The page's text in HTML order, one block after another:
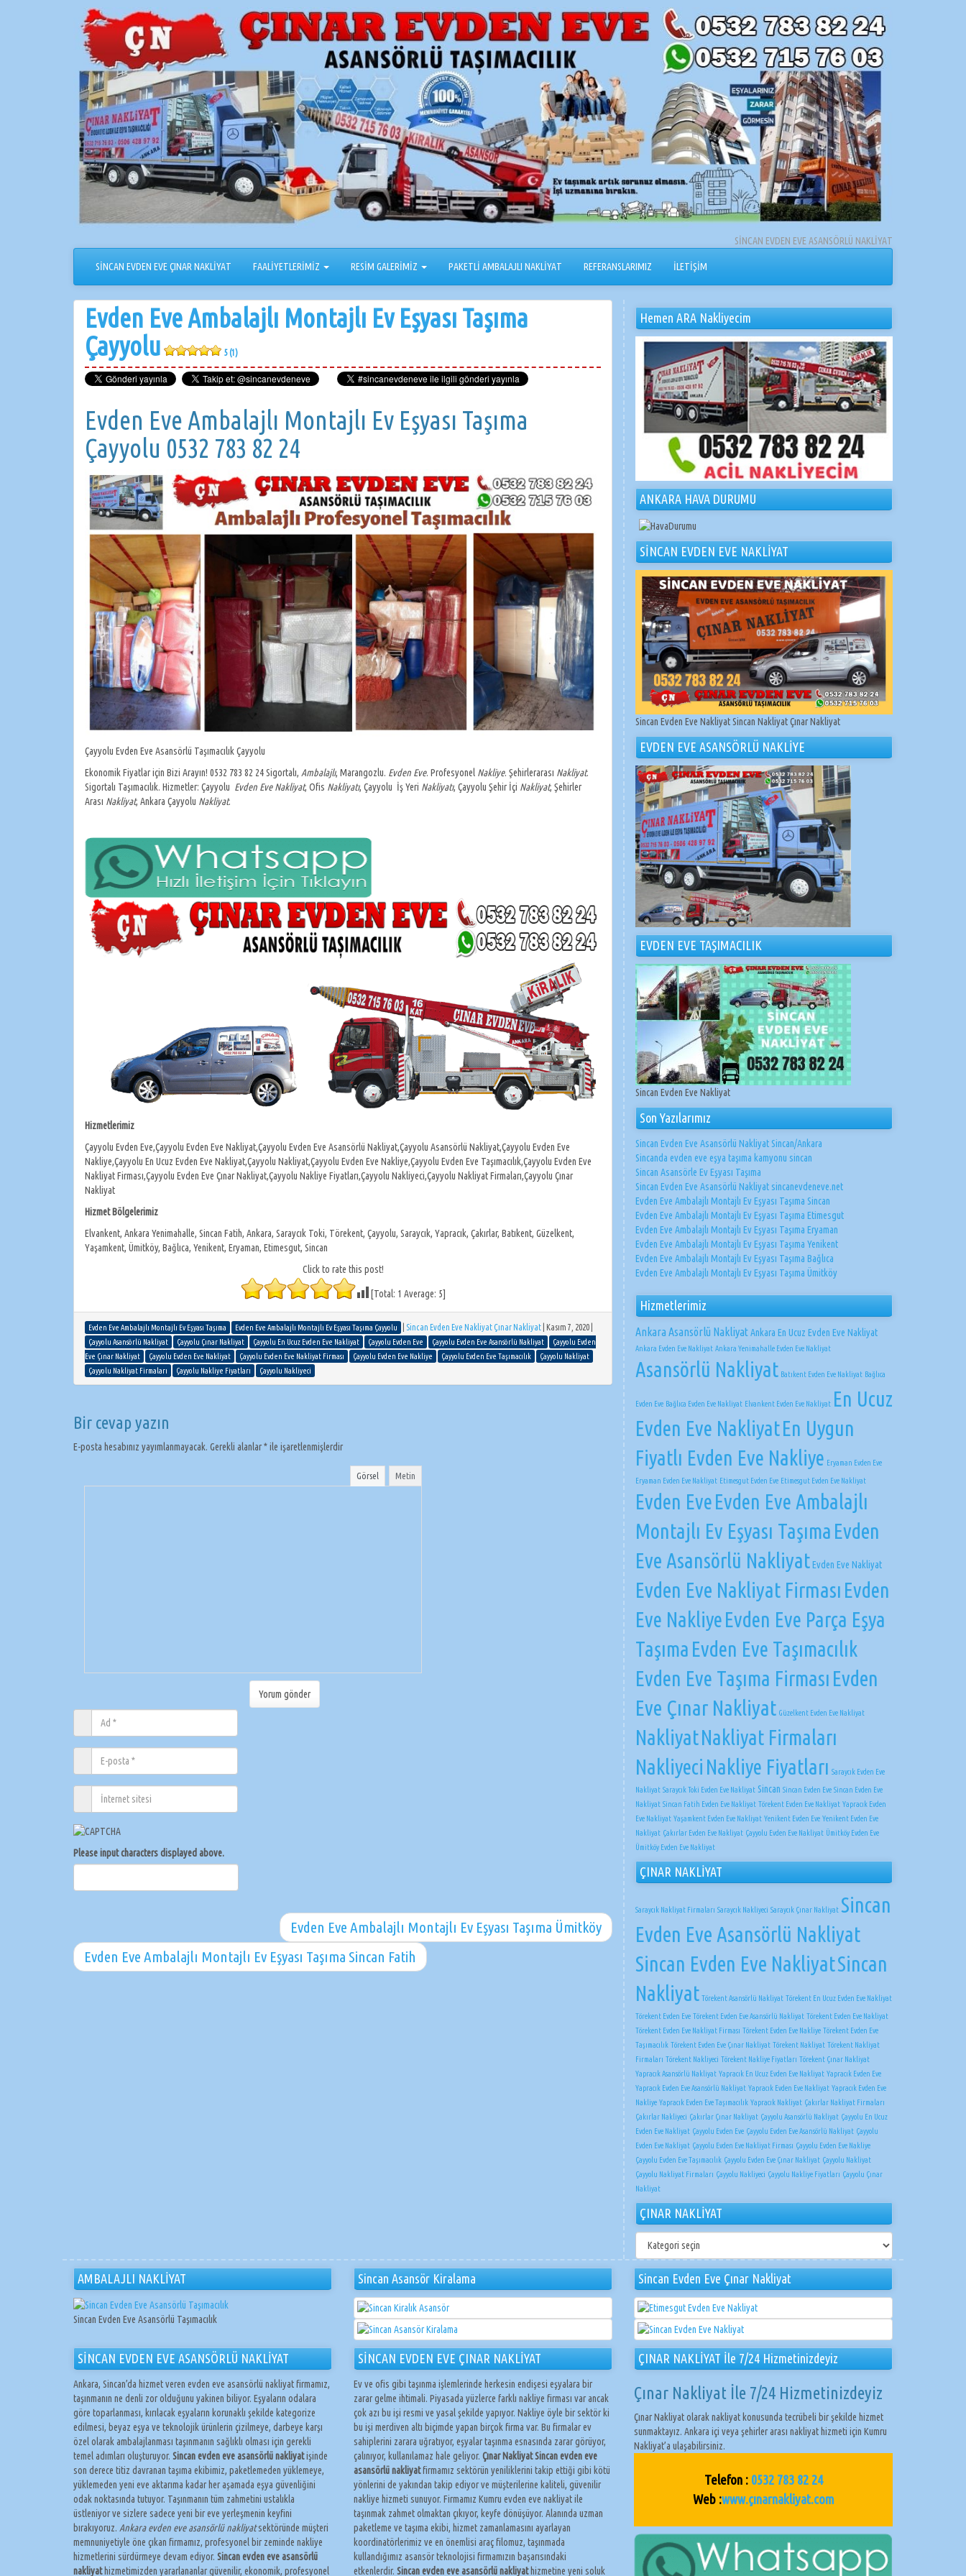
SİNCAN EVDEN EVE ASANSÖRLÜ NAKLİYAT
SİNCAN EVDEN EVE ÇINAR NAKLİYAT FAALİYETLERİMİZ RESİM GALERİMİZ PAKETLİ AMBALAJLI NAKLİYAT REFERANSLARIMIZ İLETİŞİM
Evden Eve Ambalajlı Montajlı Ev Eşyası Taşıma
Çayyolu
5 (1)
Evden Eve Ambalajlı Montajlı Ev Eşyası Taşıma
Çayyolu 0532 783 82 24
Çayyolu Evden Eve Asansörlü Taşımacılık Çayyolu
Ekonomik Fiyatlar için Bizi Arayın! 0532 783 82 24 Sigortalı, Ambalajlı, Marangozlu. Evden Eve. Profesyonel Nakliye. Şehirlerarası Nakliyat.
Sigortalı Taşımacılık. Hizmetler: Çayyolu Evden Eve Nakliyat, Ofis Nakliyatı, Çayyolu İş Yeri Nakliyatı, Çayyolu Şehir İçi Nakliyat, Şehirler
Arası Nakliyat, Ankara Çayyolu Nakliyat.
Hizmetlerimiz
Çayyolu Evden Eve,Çayyolu Evden Eve Nakliyat,Çayyolu Evden Eve Asansörlü Nakliyat,Çayyolu Asansörlü Nakliyat,Çayyolu Evden Eve
Nakliye,Çayyolu En Ucuz Evden Eve Nakliyat,Çayyolu Nakliyat,Çayyolu Evden Eve Nakliye,Çayyolu Evden Eve Taşımacılık,Çayyolu Evden Eve
Nakliyat Firması,Çayyolu Evden Eve Çınar Nakliyat,Çayyolu Nakliye Fiyatları,Çayyolu Nakliyeci,Çayyolu Nakliyat Firmaları,Çayyolu Çınar
Nakliyat
Hizmet Bölgelerimiz
Elvankent, Ankara Yenimahalle, Sincan Fatih, Ankara, Saraycık Toki, Törekent, Çayyolu, Saraycık, Yapracık, Çakırlar, Batıkent, Güzelkent,
Yaşamkent, Ümitköy, Bağlıca, Yenikent, Eryaman, Etimesgut, Sincan
Click to rate this post!
[Total: 1 Average: 5]
Evden Eve Ambalajlı Montajlı Ev Eşyası Taşıma Evden Eve Ambalajlı Montajlı Ev Eşyası Taşıma Çayyolu Sincan Evden Eve Nakliyat Çınar Nakliyat Kasım 7, 2020
Çayyolu Asansörlü Nakliyat Çayyolu Çınar Nakliyat Çayyolu En Ucuz Evden Eve Nakliyat Çayyolu Evden Eve Çayyolu Evden Eve Asansörlü Nakliyat
Çayyolu Evden
Eve Çınar Nakliyat
Çayyolu Evden Eve Nakliyat Çayyolu Evden Eve Nakliyat Firması Çayyolu Evden Eve Nakliye Çayyolu Evden Eve Taşımacılık
Çayyolu Nakliyat
Çayyolu Nakliyat Firmaları
Çayyolu Nakliye Fiyatları Çayyolu Nakliyeci
Bir cevap yazın
E-posta hesabınız yayımlanmayacak. Gerekli alanlar*ile işaretlenmişlerdir
Görsel Metin
Please input characters displayed above.
Evden Eve Ambalajlı Montajlı Ev Eşyası Taşıma Ümitköy
Evden Eve Ambalajlı Montajlı Ev Eşyası Taşıma Sincan Fatih
Hemen ARA Nakliyecim
ANKARA HAVA DURUMU
SİNCAN EVDEN EVE NAKLİYAT
Sincan Evden Eve Nakliyat Sincan Nakliyat Çınar Nakliyat
EVDEN EVE ASANSÖRLÜ NAKLİYE
EVDEN EVE TAŞIMACILIK
Sincan Evden Eve Nakliyat
Son Yazılarımız
Sincan Evden Eve Asansörlü Nakliyat Sincan/Ankara
Sincanda evden eve eşya taşıma kamyonu sincan
Sincan Asansörle Ev Eşyası Taşıma
Sincan Evden Eve Asansörlü Nakliyat sincanevdeneve.net
Evden Eve Ambalajlı Montajlı Ev Eşyası Taşıma Sincan
Evden Eve Ambalajlı Montajlı Ev Eşyası Taşıma Etimesgut
Evden Eve Ambalajlı Montajlı Ev Eşyası Taşıma Eryaman
Evden Eve Ambalajlı Montajlı Ev Eşyası Taşıma Yenikent
Evden Eve Ambalajlı Montajlı Ev Eşyası Taşıma Bağlıca
Evden Eve Ambalajlı Montajlı Ev Eşyası Taşıma Ümitköy
Hizmetlerimiz
Ankara Asansörlü NakliyatAnkara En Ucuz Evden Eve Nakliyat
Ankara Evden Eve Nakliyat Ankara Yenimahalle Evden Eve Nakliyat
Asansörlü Nakliyat Batıkent Evden Eve Nakliyat Bağlıca
Evden Eve Bağlıca Evden Eve Nakliyat Elvankent Evden Eve Nakliyat En Ucuz
Evden Eve NakliyatEn Uygun
Fiyatlı Evden Eve Nakliye Eryaman Evden Eve
Eryaman Evden Eve Nakliyat Etimesgut Evden Eve Etimesgut Evden Eve Nakliyat
Evden EveEvden Eve Ambalajlı
Montajlı Ev Eşyası Taşıma Evden
Eve Asansörlü NakliyatEvden Eve Nakliyat
Evden Eve Nakliyat Firması Evden
Eve NakliyeEvden Eve Parça Eşya
Taşıma Evden Eve Taşımacılık
Evden Eve Taşıma Firması Evden
Eve Çınar Nakliyat Güzelkent Evden Eve Nakliyat
NakliyatNakliyat Firmaları
Nakliyeci Nakliye Fiyatları Saraycık Evden Eve
Nakliyat Saraycık Toki Evden Eve Nakliyat Sincan Sincan Evden Eve Sincan Evden Eve
Nakliyat Sincan Fatih Evden Eve Nakliyat Törekent Evden Eve Nakliyat Yapracık Evden
Eve Nakliyat Yaşamkent Evden Eve Nakliyat Yenikent Evden Eve Yenikent Evden Eve
Nakliyat Çakırlar Evden Eve Nakliyat Çayyolu Evden Eve Nakliyat Ümitköy Evden Eve
Ümitköy Evden Eve Nakliyat
ÇINAR NAKLİYAT
Saraycık Nakliyat Firmaları Saraycık Nakliyeci Saraycık Çınar Nakliyat Sincan
Evden Eve Asansörlü Nakliyat
Sincan Evden Eve NakliyatSincan
Nakliyat Törekent Asansörlü Nakliyat Törekent En Ucuz Evden Eve Nakliyat
Törekent Evden Eve Törekent Evden Eve Asansörlü Nakliyat Törekent Evden Eve Nakliyat
Törekent Evden Eve Nakliyat Firması Törekent Evden Eve Nakliye Törekent Evden Eve
Taşımacılık Törekent Evden Eve Çınar Nakliyat Törekent Nakliyat Törekent Nakliyat
Firmaları Törekent Nakliyeci Törekent Nakliye Fiyatları Törekent Çınar Nakliyat
Yapracık Asansörlü Nakliyat Yapracık En Ucuz Evden Eve Nakliyat Yapracık Evden Eve
Yapracık Evden Eve Asansörlü Nakliyat Yapracık Evden Eve Nakliyat Yapracık Evden Eve
Nakliye Yapracık Evden Eve Taşımacılık Yapracık Nakliyat Çakırlar Nakliyat Firmaları
Çakırlar Nakliyeci Çakırlar Çınar Nakliyat Çayyolu Asansörlü Nakliyat Çayyolu En Ucuz
Evden Eve Nakliyat Çayyolu Evden Eve Çayyolu Evden Eve Asansörlü Nakliyat Çayyolu
Evden Eve Nakliyat Çayyolu Evden Eve Nakliyat Firması Çayyolu Evden Eve Nakliye
Çayyolu Evden Eve Taşımacılık Çayyolu Evden Eve Çınar Nakliyat Çayyolu Nakliyat
Çayyolu Nakliyat Firmaları Çayyolu Nakliyeci Çayyolu Nakliye Fiyatları Çayyolu Çınar
Nakliyat
ÇINAR NAKLİYAT
NAKLİYAT
AMBALAJLI NAKLİYAT
Sincan Evden Eve Asansörlü Taşımacılık
Sincan Asansör Kiralama Sincan Evden Eve Çınar Nakliyat
SİNCAN EVDEN EVE ASANSÖRLÜ NAKLİYAT
Ankara, Sincan’da hizmet veren evden eve asansörlü nakliyat firmamız,
taşınmanın ne denli zor olduğunu yakinen biliyor. Eşyaların odalara
göre toparlanması, kırılacak eşyaların korunaklı şekilde kategorize
edilmesi, beyaz eşya ve teknolojik ürünlerin çizilmeye, darbeye karşı
özel olarak ambalajlanması taşınmanın sağlıklı olması için gerekli
temel adımları oluşturuyor. Sincan evden eve asansörlü nakliyatişinde
son derece titiz davranan taşıma ekibimiz, paketlemeden yüklemeye,
yüklemeden yeni eve aktarıma kadar her aşamada eşya güvenliğini
odak noktasında tutuyor. Taşınmanın tüm zahmetini ustalıkla
üstleniyor ve sizlere sadece yeni bir eve yerleşmenin keyfini
bırakıyoruz. Ankara evden eve asansörlü nakliyatsektöründe müşteri
memnuniyetiyle öne çıkan firmamız, profesyonel bir zeminde nakliye
hizmetlerini sürdürmeye devam ediyor. Sincan evden eve asansörlü
nakliyathizmetimizden yararlananlar güvenilir, ekonomik, profesyonel
SİNCAN EVDEN EVE ÇINAR NAKLİYAT
Ev ve ofis gibi taşınma işlemlerinde herkesin endişesi eşyalara bir
zarar gelme ihtimali. Piyasada yüzlerce farklı nakliye firması var ancak
çok azı bu işi resmi ve yasal şekilde yapıyor. Nakliye öyle bir sektör ki
bu işi merdiven altı biçimde yapan birçok firma var. Bu firmalar ev
sahiplerini zarara uğratıyor, eşyalar taşınma esnasında zarar görüyor,
çalınıyor, kullanılamaz hale geliyor. Çınar Nakliyat Sincan evden eve
asansörlü nakliyatfirmamız sektörün yeniliklerini takip ettiği gibi kötü
yönlerini de yakından takip ediyor ve müşterilerine kaliteli, güvenilir
nakliye hizmeti sunuyor. Firmamız Kumru evden eve nakliyat ile
taşınmak zahmet olmaktan çıkıyor, keyfe dönüşüyor. Alanında uzman
paketleme ve taşıma ekibi, hizmet zamanlamasını ayarlayan
koordinatörlerimiz ve en önemlisi araç filomuz, taşınmada
kullandığımız asansör teknolojisi firmamızın başarısındaki
etkenlerdir. Sincan evden eve asansörlü nakliyathizmetine yeni soluk
ÇINAR NAKLİYAT İle 7/24 Hizmetinizdeyiz
Çınar Nakliyat İle 7/24 Hizmetinizdeyiz
Çınar Nakliyat olarak nakliyat konusunda tecrübeli bir şekilde hizmet
sunmaktayız. Ankara içi veya şehirler arası nakliyat hizmeti için Kumru
Nakliyat’a ulaşabilirsiniz.
Telefon : 0532 783 82 24
Web :www.çınarnakliyat.com